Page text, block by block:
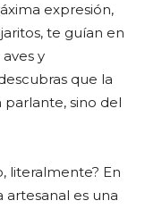
expresión,
te guían en
y
que la
parlante, sino del
literalmente? En
artesanal es una